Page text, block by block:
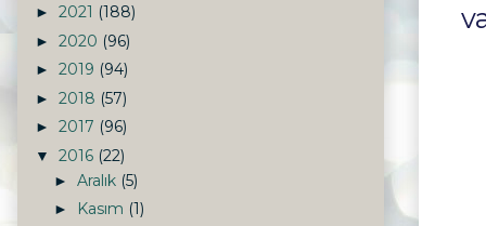
► 2021 (188)
► 2020 (96)
► 2019 (94)
► 2018 (57)
► 2017 (96)
▼ 2016 (22)
► Aralık (5)
► Kasım (1)